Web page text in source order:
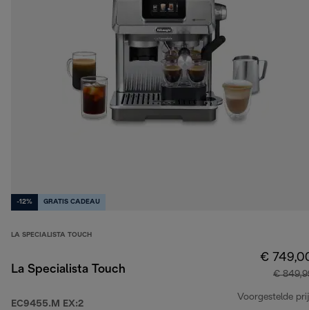
-12% GRATIS CADEAU
LA SPECIALISTA TOUCH
La Specialista Touch
EC9455.M EX:2
€
€
Voorgestelde